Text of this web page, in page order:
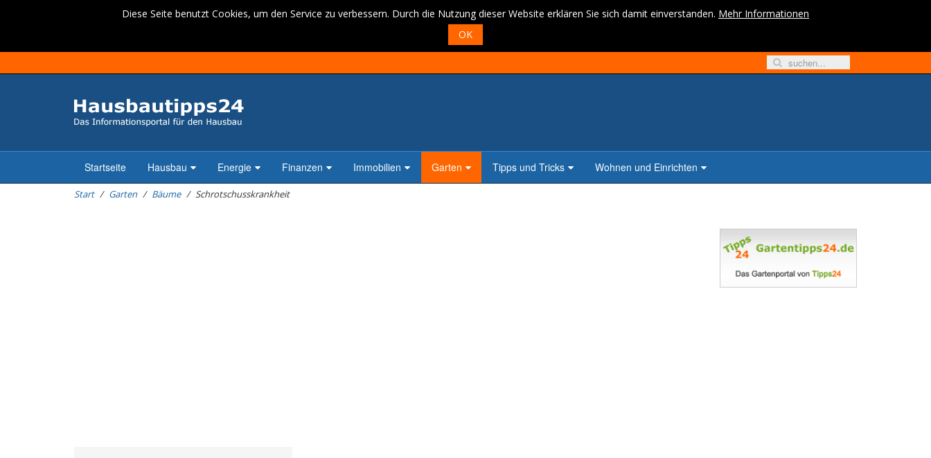
Diese Seite benutzt Cookies, um den Service zu verbessern. Durch die Nutzung dieser Website erklären Sie sich damit einverstanden. Mehr Informationen
OK
Startseite Hausbau Energie Finanzen Immobilien Garten Tipps und Tricks Wohnen und Einrichten
Start Garten Bäume Schrotschusskrankheit